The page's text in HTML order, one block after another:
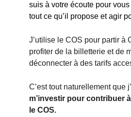
suis à votre écoute pour
tout ce qu’il propose et agir
J’utilise le COS pour partir à
profiter de la billetterie et de
déconnecter à des tarifs
C’est tout naturellement que
m’investir pour contribuer
le COS.